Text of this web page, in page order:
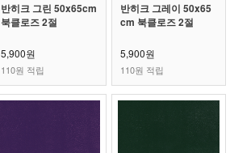
반히크 그린 50x65cm
북클로즈 2절
5,900원
110원 적립
반히크 그레이 50x65
cm 북클로즈 2절
5,900원
110원 적립